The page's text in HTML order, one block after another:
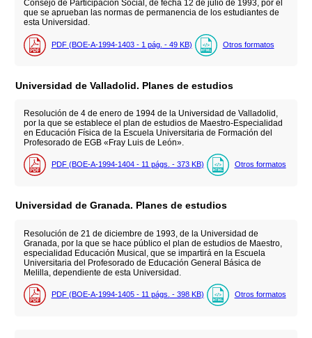
Consejo de Participación Social, de fecha 12 de julio de 1993, por el
que se aprueban las normas de permanencia de los estudiantes de
esta Universidad.
PDF (BOE-A-1994-1403 - 1 pág. - 49 KB) Otros formatos
Universidad de Valladolid. Planes de estudios
Resolución de 4 de enero de 1994 de la Universidad de Valladolid,
por la que se establece el plan de estudios de Maestro-Especialidad
en Educación Física de la Escuela Universitaria de Formación del
Profesorado de EGB «Fray Luis de León».
PDF (BOE-A-1994-1404 - 11 págs. - 373 KB) Otros formatos
Universidad de Granada. Planes de estudios
Resolución de 21 de diciembre de 1993, de la Universidad de
Granada, por la que se hace público el plan de estudios de Maestro,
especialidad Educación Musical, que se impartirá en la Escuela
Universitaria del Profesorado de Educación General Básica de
Melilla, dependiente de esta Universidad.
PDF (BOE-A-1994-1405 - 11 págs. - 398 KB) Otros formatos